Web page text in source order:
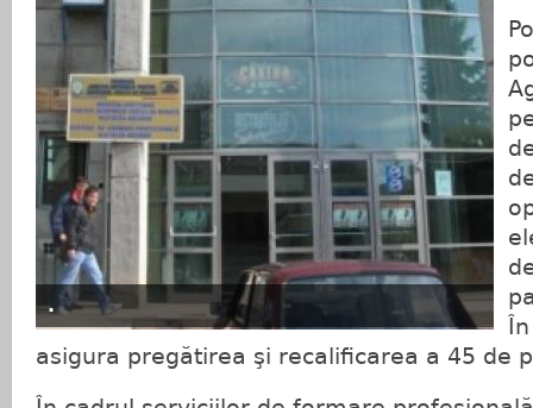
.
asigura pregătirea şi recalificarea a 45 de